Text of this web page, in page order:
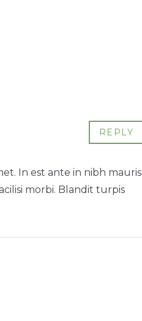
In est ante in nibh mauris
morbi. Blandit turpis
REPLY